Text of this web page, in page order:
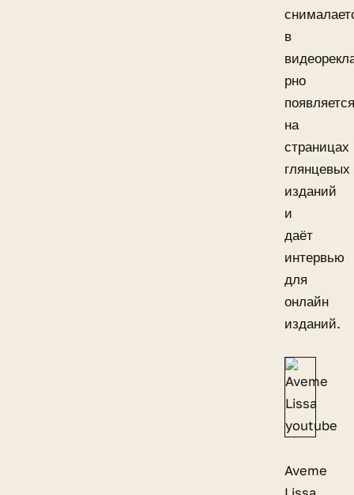
в
рно
появляется
на
страницах
глянцевых
изданий
и
даёт
интервью
для
онлайн
изданий.
Aveme